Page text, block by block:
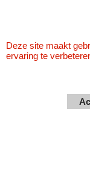
Deze site maakt
ervaring te